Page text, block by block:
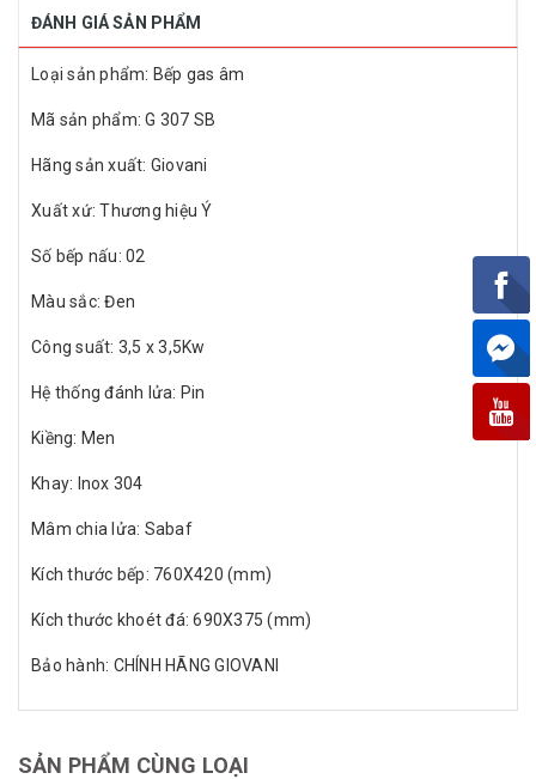
ĐÁNH GIÁ SẢN PHẨM
Loại sản phẩm: Bếp gas âm
Mã sản phẩm: G 307 SB
Hãng sản xuất: Giovani
Xuất xứ: Thương hiệu Ý
Số bếp nấu: 02
Màu sắc: Đen
Công suất: 3,5 x 3,5Kw
Hệ thống đánh lửa: Pin
Kiềng: Men
Khay: Inox 304
Mâm chia lửa: Sabaf
Kích thước bếp: 760X420 (mm)
Kích thước khoét đá: 690X375 (mm)
Bảo hành: CHÍNH HÃNG GIOVANI
SẢN PHẨM CÙNG LOẠI